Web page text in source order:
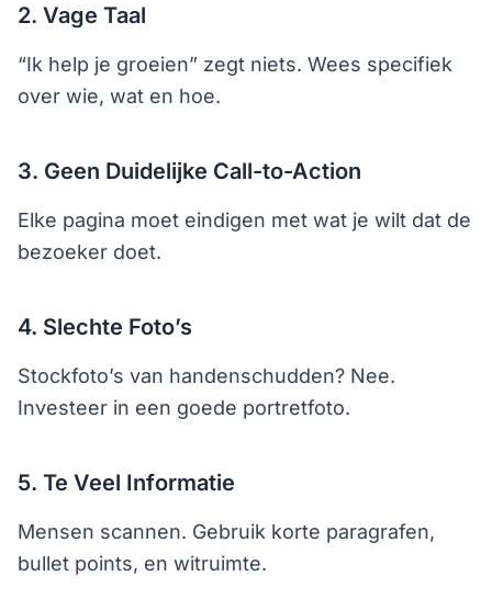
2. Vage Taal
“Ik help je groeien” zegt niets. Wees specifiek
over wie, wat en hoe.
3. Geen Duidelijke Call-to-Action
Elke pagina moet eindigen met wat je wilt dat de
bezoeker doet.
4. Slechte Foto’s
Stockfoto’s van handenschudden? Nee.
Investeer in een goede portretfoto.
5. Te Veel Informatie
Mensen scannen. Gebruik korte paragrafen,
bullet points, en witruimte.